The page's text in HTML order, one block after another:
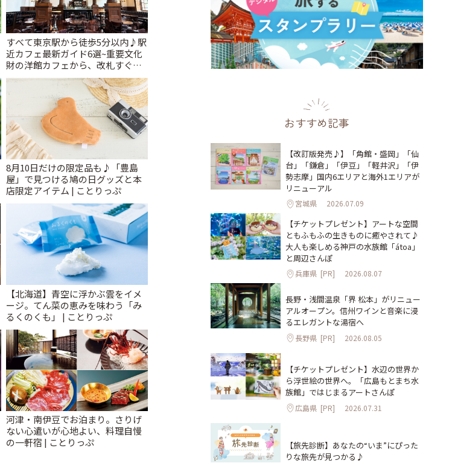
すべて東京駅から徒歩5分以内♪駅
近カフェ最新ガイド6選~重要文化
財の洋館カフェから、改札すぐの
レトロ喫茶まで~ | ことりっぷ
8月10日だけの限定品も♪「豊島
屋」で見つける鳩の日グッズと本
店限定アイテム | ことりっぷ
【北海道】青空に浮かぶ雲をイメ
ージ。てん菜の恵みを味わう「み
るくのくも」 | ことりっぷ
河津・南伊豆でお泊まり。さりげ
ない心遣いが心地よい、料理自慢
の一軒宿 | ことりっぷ
おすすめ記事
【改訂版発売♪】「角館・盛岡」「仙
台」「鎌倉」「伊豆」「軽井沢」「伊
勢志摩」国内6エリアと海外1エリアが
リニューアル
宮城県 2026.07.09
【チケットプレゼント】アートな空間
ともふもふの生きものに癒やされて♪
大人も楽しめる神戸の水族館「átoa」
と周辺さんぽ
兵庫県 [PR] 2026.08.07
長野・浅間温泉「界 松本」がリニュー
アルオープン。信州ワインと音楽に浸
るエレガントな湯宿へ
長野県 [PR] 2026.08.05
【チケットプレゼント】水辺の世界か
ら浮世絵の世界へ。「広島もとまち水
族館」ではじまるアートさんぽ
広島県 [PR] 2026.07.31
【旅先診断】あなたの“いま”にぴった
りな旅先が見つかる♪